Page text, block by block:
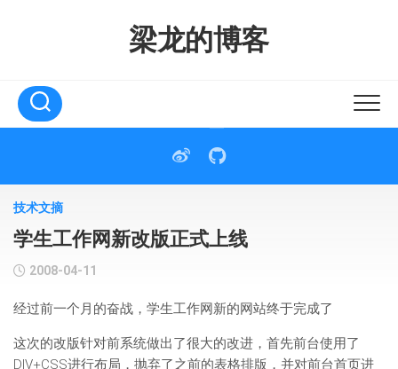
梁龙的博客
技术文摘
学生工作网新改版正式上线
2008-04-11
经过前一个月的奋战，学生工作网新的网站终于完成了
这次的改版针对前系统做出了很大的改进，首先前台使用了
DIV+CSS进行布局，抛弃了之前的表格排版，并对前台首页进